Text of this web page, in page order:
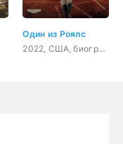
Один из Роялс
2022, США, биография, спорт